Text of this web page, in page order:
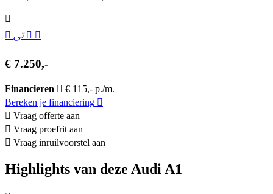
€ 7.250,-
Financieren
€ 115,- p./m.
Bereken je financiering
Vraag offerte aan
Vraag proefrit aan
Vraag inruilvoorstel aan
Highlights van deze Audi A1